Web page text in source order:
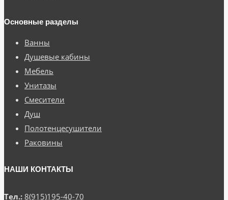
Основные разделы
Ванны
Душевые кабины
Мебель
Унитазы
Смесители
Душ
Полотенцесушители
Раковины
НАШИ КОНТАКТЫ
Тел.: 8(915)195-40-70